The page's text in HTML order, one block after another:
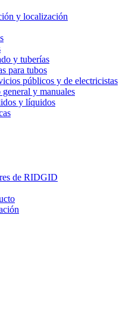
y localización
y tuberías
para tubos
públicos y de electricistas
y manuales
y líquidos
de RIDGID